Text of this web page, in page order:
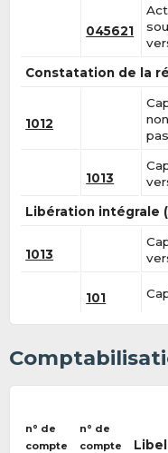
045621
Constatation de la
1012
1013
Libération intégrale
1013
101
n° de
compte
n° de
compte